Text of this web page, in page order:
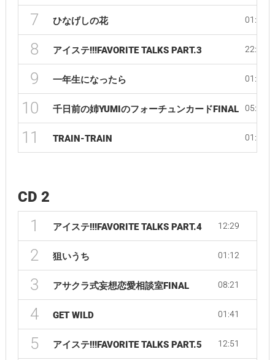
7 ひなげしの花 01:25
8 アイステ!!!FAVORITE TALKS PART.3 22:52
9 一年生になったら 01:26
10 千日前の姉YUMIのフォーチュンカードFINAL 05:44
11 TRAIN-TRAIN 01:44
CD 2
1 アイステ!!!FAVORITE TALKS PART.4 12:29
2 狙いうち 01:12
3 アサクラ式妄想恋愛相談室FINAL 08:21
4 GET WILD 01:41
5 アイステ!!!FAVORITE TALKS PART.5 12:51